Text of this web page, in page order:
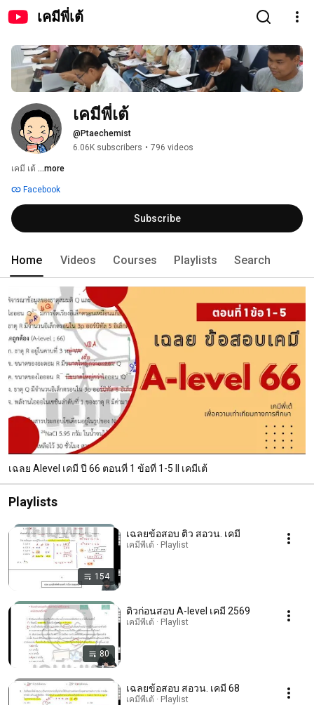
เคมีพี่เต้
เคมีพี่เต้
@Ptaechemist
6.06K subscribers • 796 videos
เคมี เต้ ...more
Facebook
Subscribe
Home Videos Courses Playlists Search
เฉลย Alevel เคมี ปี 66 ตอนที่ 1 ข้อที่ 1-5 ll เคมีเต้
Playlists
154
เฉลยข้อสอบ ติว สอวน. เคมี
เคมีพี่เต้ · Playlist
80
ติวก่อนสอบ A-level เคมี 2569
เคมีพี่เต้ · Playlist
เฉลยข้อสอบ สอวน. เคมี 68
เคมีพี่เต้ · Playlist